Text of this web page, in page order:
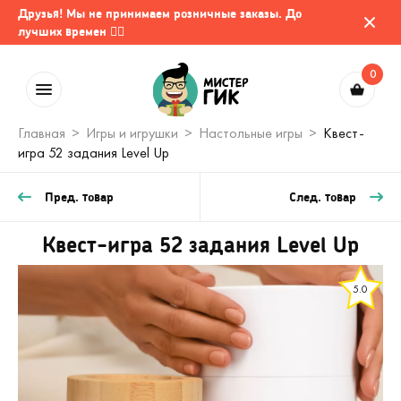
Друзья! Мы не принимаем розничные заказы. До
лучших времен 🤷‍♂️
0
Главная Игры и игрушки Настольные игры
Квест-
игра 52 задания Level Up
Пред. товар След. товар
Квест-игра 52 задания Level Up
5.0